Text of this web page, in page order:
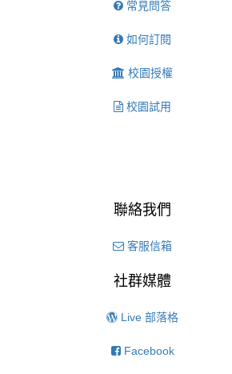
常見問答
如何訂閱
校園授權
校園試用
聯絡我們
客服信箱
社群媒體
Live 部落格
Facebook